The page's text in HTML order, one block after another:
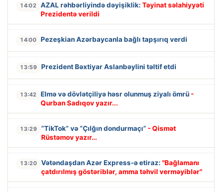
14:02 AZAL rəhbərliyində dəyişiklik: Təyinat səlahiyyəti
Prezidentə verildi
14:00 Pezeşkian Azərbaycanla bağlı tapşırıq verdi
13:59 Prezident Bəxtiyar Aslanbəylini təltif etdi
13:42 Elmə və dövlətçiliyə həsr olunmuş ziyalı ömrü -
Qurban Sadıqov yazır...
13:29 “TikTok” və “Çılğın dondurmaçı” - Qismət
Rüstəmov yazır…
13:20 Vətəndaşdan Azər Express-ə etiraz: "Bağlamanı
çatdırılmış göstəriblər, amma təhvil verməyiblər"